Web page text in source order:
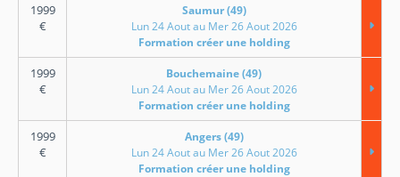
1999
€
Saumur (49)
Lun 24 Aout au Mer 26 Aout 2026
Formation créer une holding
1999
€
Bouchemaine (49)
Lun 24 Aout au Mer 26 Aout 2026
Formation créer une holding
1999
€
Angers (49)
Lun 24 Aout au Mer 26 Aout 2026
Formation créer une holding